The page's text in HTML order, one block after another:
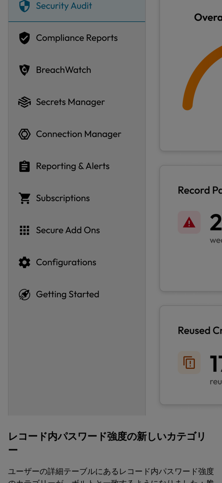
レコード内パスワード強度の新しいカテゴリ
ー
ユーザーの詳細テーブルにあるレコード内パスワード強度